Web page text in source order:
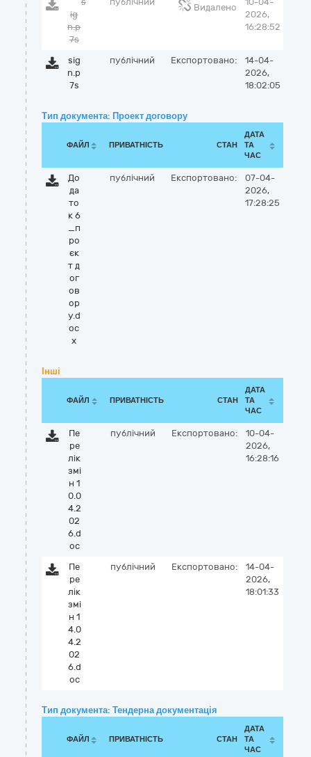
ig
n.p
7s
Видалено
2026,
16:28:52
sig
n.p
7s
публічний Експортовано:
14-04-
2026,
18:02:05
Тип документа: Проект договору
ФАЙЛ ПРИВАТНІСТЬ СТАН
ДАТА
ТА
ЧАС
До
да
то
к 6
_п
ро
єк
т д
ог
ов
ор
у.d
oc
x
публічний Експортовано:
07-04-
2026,
17:28:25
Інші
ФАЙЛ ПРИВАТНІСТЬ СТАН
ДАТА
ТА
ЧАС
Пе
ре
лік
змі
н 1
0.0
4.2
02
6.d
oc
публічний Експортовано:
10-04-
2026,
16:28:16
Пе
ре
лік
змі
н 1
4.0
4.2
02
6.d
oc
публічний Експортовано:
14-04-
2026,
18:01:33
Тип документа: Тендерна документація
ФАЙЛ ПРИВАТНІСТЬ СТАН
ДАТА
ТА
ЧАС